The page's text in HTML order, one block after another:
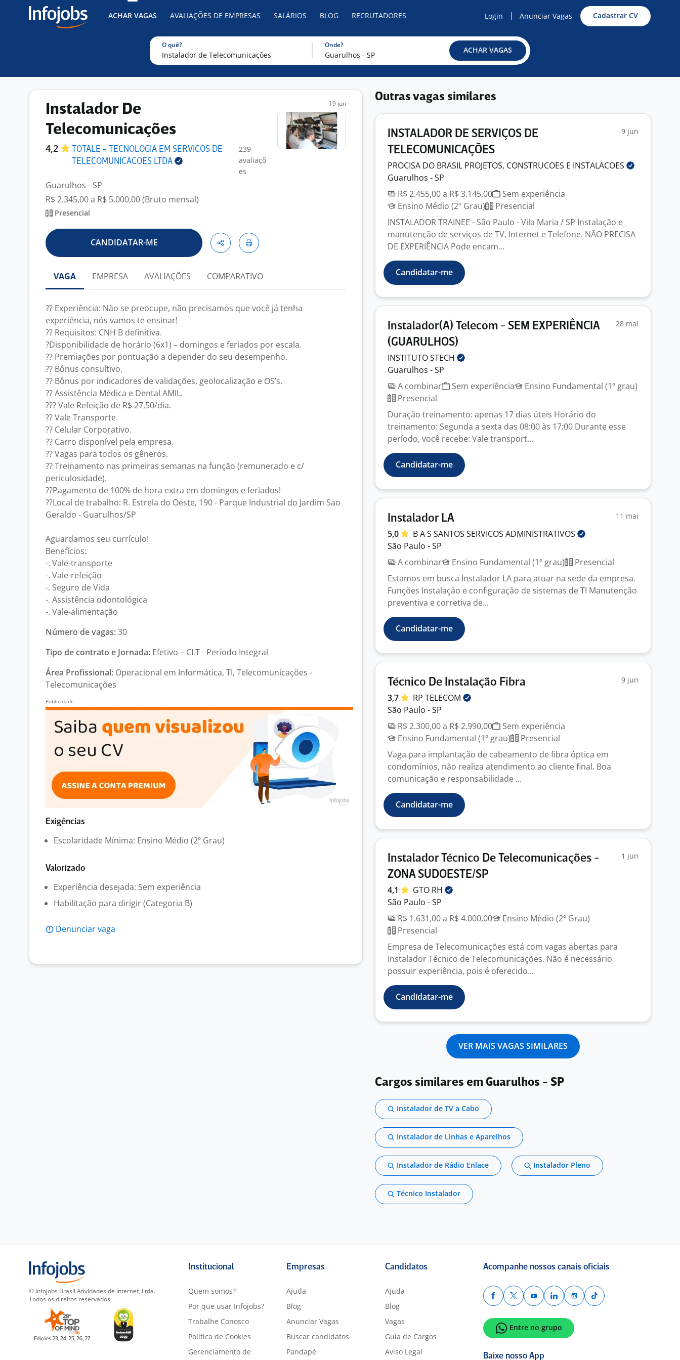
ACHAR VAGAS AVALIAÇÕES DE EMPRESAS SALÁRIOS BLOG RECRUTADORES Login Anunciar Vagas Cadastrar CV
O quê? Onde?
ACHAR VAGAS
Instalador De
Telecomunicações
4,2
TOTALE - TECNOLOGIA EM SERVICOS DE
TELECOMUNICACOES LTDA
239
avaliaçõ
es
Guarulhos - SP
R$ 2.345,00 a R$ 5.000,00 (Bruto mensal)
Presencial
19 jun
CANDIDATAR-ME
VAGA EMPRESA AVALIAÇÕES COMPARATIVO
?? Experiência: Não se preocupe, não precisamos que você já tenha
experiência, nós vamos te ensinar!
?? Requisitos: CNH B definitiva.
?Disponibilidade de horário (6x1) – domingos e feriados por escala.
?? Premiações por pontuação a depender do seu desempenho.
?? Bônus consultivo.
?? Bônus por indicadores de validações, geolocalização e OS’s.
?? Assistência Médica e Dental AMIL.
??? Vale Refeição de R$ 27,50/dia.
?? Vale Transporte.
?? Celular Corporativo.
?? Carro disponível pela empresa.
?? Vagas para todos os gêneros.
?? Treinamento nas primeiras semanas na função (remunerado e c/
periculosidade).
??Pagamento de 100% de hora extra em domingos e feriados!
??Local de trabalho: R. Estrela do Oeste, 190 - Parque Industrial do Jardim Sao
Geraldo - Guarulhos/SP
Aguardamos seu currículo!
Benefícios:
-. Vale-transporte
-. Vale-refeição
-. Seguro de Vida
-. Assistência odontológica
-. Vale-alimentação
Número de vagas:30
Tipo de contrato e Jornada: Efetivo – CLT - Período Integral
Área Profissional: Operacional em Informática, TI, Telecomunicações -
Telecomunicações
Exigências
Escolaridade Mínima: Ensino Médio (2º Grau)
Valorizado
Experiência desejada: Sem experiência
Habilitação para dirigir (Categoria B)
Denunciar vaga
Outras vagas similares
INSTALADOR DE SERVIÇOS DE
TELECOMUNICAÇÕES
9 jun
PROCISA DO BRASIL PROJETOS, CONSTRUCOES E INSTALACOES
Guarulhos - SP
R$ 2.455,00 a R$ 3.145,00
Sem experiência
Ensino Médio (2º Grau)
Presencial
INSTALADOR TRAINEE - São Paulo - Vila Maria / SP Instalação e
manutenção de serviços de TV, Internet e Telefone. NÃO PRECISA
DE EXPERIÊNCIA Pode encam...
Candidatar-me
Instalador(A) Telecom - SEM EXPERIÊNCIA
(GUARULHOS)
28 mai
INSTITUTOSTECH
Guarulhos - SP
A combinar
Sem experiência
Ensino Fundamental (1º grau)
Presencial
Duração treinamento: apenas 17 dias úteis Horário do
treinamento: Segunda a sexta das 08:00 às 17:00 Durante esse
período, você recebe: Vale transport...
Candidatar-me
Instalador LA 11 mai
5,0 B A S SANTOS SERVICOS ADMINISTRATIVOS
São Paulo - SP
A combinar
Ensino Fundamental (1º grau)
Presencial
Estamos em busca Instalador LA para atuar na sede da empresa.
Funções Instalação e configuração de sistemas de TI Manutenção
preventiva e corretiva de...
Candidatar-me
Técnico De Instalação Fibra 9 jun
3,7 RP TELECOM
São Paulo - SP
R$ 2.300,00 a R$ 2.990,00
Sem experiência
Ensino Fundamental (1º grau)
Presencial
Vaga para implantação de cabeamento de fibra óptica em
condomínios, não realiza atendimento ao cliente final. Boa
comunicação e responsabilidade ...
Candidatar-me
Instalador Técnico De Telecomunicações -
ZONA SUDOESTE/SP
1 jun
4,1 GTO RH
São Paulo - SP
R$ 1.631,00 a R$ 4.000,00
Ensino Médio (2º Grau)
Presencial
Empresa de Telecomunicações está com vagas abertas para
Instalador Técnico de Telecomunicações. Não é necessário
possuir experiência, pois é oferecido...
Candidatar-me
VER MAIS VAGAS SIMILARES
Cargos similares em Guarulhos - SP
Instalador de TV a Cabo
Instalador de Linhas e Aparelhos
Instalador de Rádio Enlace Instalador Pleno
Técnico Instalador
© Infojobs Brasil Atividades de Internet, Ltda.
Todos os direitos reservados.
Institucional
Quem somos?
Por que usar Infojobs?
Trabalhe Conosco
Política de Cookies
Gerenciamento de
Empresas
Ajuda
Blog
Anunciar Vagas
Buscar candidatos
Pandapé
Candidatos
Ajuda
Blog
Vagas
Guia de Cargos
Aviso Legal
Acompanhe nossos canais oficiais
Entre no grupo
Baixe nosso App